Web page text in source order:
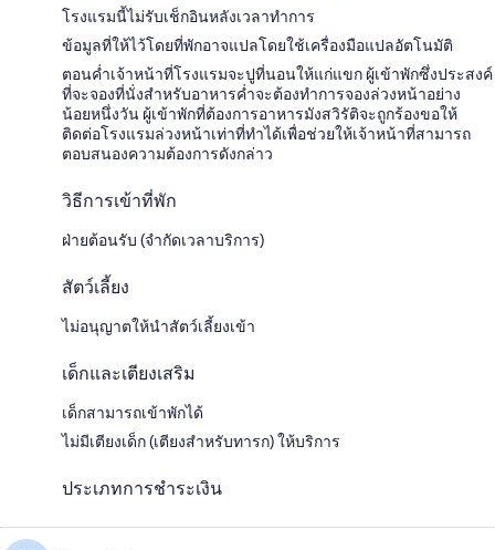
โรงแรมนี้ไม่รับเช็กอินหลังเวลาทำการ
ข้อมูลที่ให้ไว้โดยที่พักอาจแปลโดยใช้เครื่องมือแปลอัตโนมัติ
ตอนค่ำเจ้าหน้าที่โรงแรมจะปูที่นอนให้แก่แขก ผู้เข้าพักซึ่งประสงค์
ที่จะจองที่นั่งสำหรับอาหารค่ำจะต้องทำการจองล่วงหน้าอย่าง
น้อยหนึ่งวัน ผู้เข้าพักที่ต้องการอาหารมังสวิรัติจะถูกร้องขอให้
ติดต่อโรงแรมล่วงหน้าเท่าที่ทำได้เพื่อช่วยให้เจ้าหน้าที่สามารถ
ตอบสนองความต้องการดังกล่าว
วิธีการเข้าที่พัก
ฝ่ายต้อนรับ (จำกัดเวลาบริการ)
สัตว์เลี้ยง
ไม่อนุญาตให้นำสัตว์เลี้ยงเข้า
เด็กและเตียงเสริม
เด็กสามารถเข้าพักได้
ไม่มีเตียงเด็ก (เตียงสำหรับทารก) ให้บริการ
ประเภทการชำระเงิน